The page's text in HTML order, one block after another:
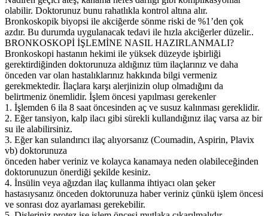
olabilir. Doktorunuz bunu rahatlıkla kontrol altına alır.
Bronkoskopik biyopsi ile akciğerde sönme riski de %1’den çok
azdır. Bu durumda uygulanacak tedavi ile hızla akciğerler düzelir..
BRONKOSKOPİ İŞLEMİNE NASIL HAZIRLANMALI?
Bronkoskopi hastanın hekimi ile yüksek düzeyde işbirliği
gerektirdiğinden doktorunuza aldığınız tüm ilaçlarınız ve daha
önceden var olan hastalıklarınız hakkında bilgi vermeniz
gerekmektedir. İlaçlara karşı alerjinizin olup olmadığını da
belirtmeniz önemlidir. İşlem öncesi yapılması gerekenler
1. İşlemden 6 ila 8 saat öncesinden aç ve susuz kalınması gereklidir.
2. Eğer tansiyon, kalp ilacı gibi sürekli kullandığınız ilaç varsa az bir
su ile alabilirsiniz.
3. Eğer kan sulandırıcı ilaç alıyorsanız (Coumadin, Aspirin, Plavix
vb) doktorunuza
önceden haber veriniz ve kolayca kanamaya neden olabileceğinden
doktorunuzun önerdiği şekilde kesiniz.
4. İnsülin veya ağızdan ilaç kullanma ihtiyacı olan şeker
hastasıysanız önceden doktorunuza haber veriniz çünkü işlem öncesi
ve sonrası doz ayarlaması gerekebilir.